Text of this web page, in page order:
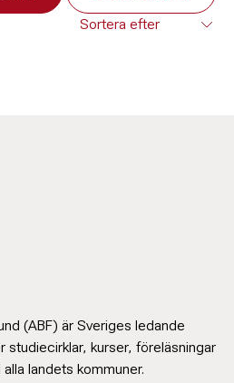
(ABF) är Sveriges ledande
studiecirklar, kurser, föreläsningar
landets kommuner.